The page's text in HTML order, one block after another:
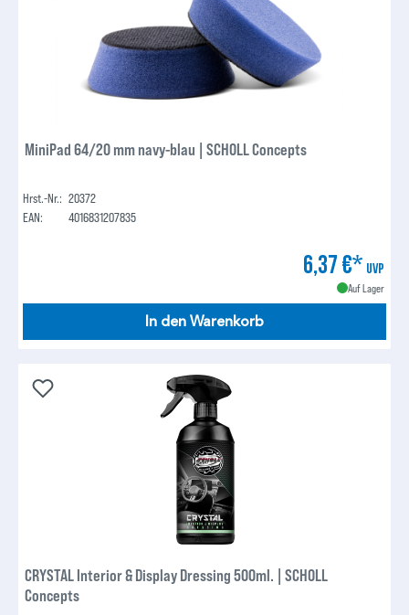
MiniPad 64/20 mm navy-blau | SCHOLL Concepts
Hrst.-Nr.: 20372
EAN:
4016831207835
6,37 €* UVP
Auf Lager
In den Warenkorb
CRYSTAL Interior & Display Dressing 500ml. | SCHOLL
Concepts